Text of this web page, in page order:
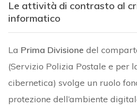
Le attività di contrasto al
informatico
La Prima Divisione del
(Servizio Polizia Postale e per
cibernetica) svolge un ruolo
protezione dell’ambiente